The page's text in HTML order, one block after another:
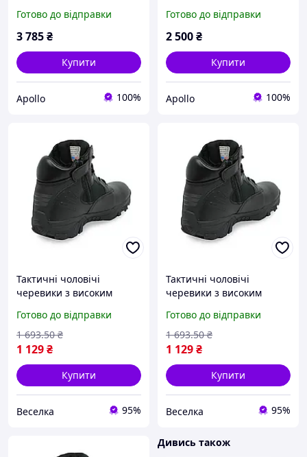
комфортною
амортизацією
Готово до відправки
3 785₴
Купити
Apollo 100%
та надійним захистом від
холоду
Готово до відправки
2 500₴
Купити
Apollo 100%
Тактичні чоловічі
черевики з високим
для роботи та активного
відпочинку FLAME
Готово до відправки
1 129₴
1 693.50 ₴
Купити
Веселка 95%
Тактичні чоловічі
черевики з високим
екстремальних умов і
надійного захисту чорні
FLAME
Готово до відправки
1 129₴
1 693.50 ₴
Купити
Веселка 95%
Дивись також